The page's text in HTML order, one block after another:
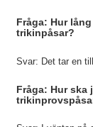
Fråga: Hur
trikinpåsar?
Svar: Det tar en
Fråga: Hur